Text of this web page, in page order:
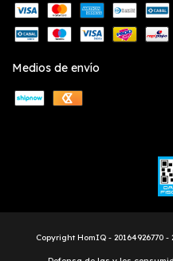
Medios de envío
Copyright HomIQ - 20164926770